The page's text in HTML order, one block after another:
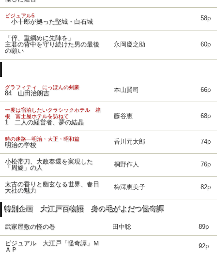
ビジュアル5
小十郎が拠った堅城・白石城 58p
「倅、重綱めに先陣を」
主君の背中を守り続けた男の最後
の願い
永岡慶之助 60p
グラフィティ にっぽんの剣豪
84 山田治朗吉 本山賢司 66p
一度は宿泊したいクラシックホテル 箱
根 富士屋ホテルを訪ねて
1 二人の経営者、夢の結晶
藤谷恵 68p
時の迷路―明治・大正・昭和篇
明治の学校 香川元太郎 74p
小松帯刀、大政奉還を実現した
「周旋」の人
桐野作人 76p
太古の香りと幽玄なる世界、春日
大社の魅力
梅澤恵美子 82p
特別企画 大江戸百物語 身の毛がよだつ怪奇譚
武家屋敷の怪の巻 田中聡 89p
ビジュアル 大江戸「怪奇譚」Ｍ
ＡＰ
92p